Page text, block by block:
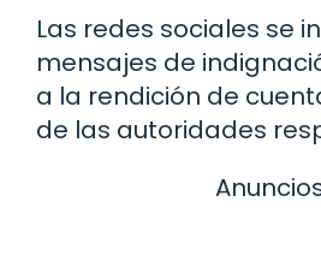
Las redes sociales se
mensajes de
a la rendición de
de las autoridades